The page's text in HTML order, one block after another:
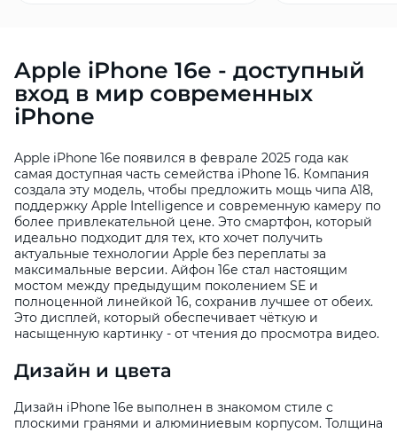
Apple iPhone 16e - доступный
вход в мир современных
iPhone
Apple iPhone 16e появился в феврале 2025 года как
самая доступная часть семейства iPhone 16. Компания
создала эту модель, чтобы предложить мощь чипа A18,
поддержку Apple Intelligence и современную камеру по
более привлекательной цене. Это смартфон, который
идеально подходит для тех, кто хочет получить
актуальные технологии Apple без переплаты за
максимальные версии. Айфон 16е стал настоящим
мостом между предыдущим поколением SE и
полноценной линейкой 16, сохранив лучшее от обеих.
Это дисплей, который обеспечивает чёткую и
насыщенную картинку - от чтения до просмотра видео.
Дизайн и цвета
Дизайн iPhone 16e выполнен в знакомом стиле с
плоскими гранями и алюминиевым корпусом. Толщина